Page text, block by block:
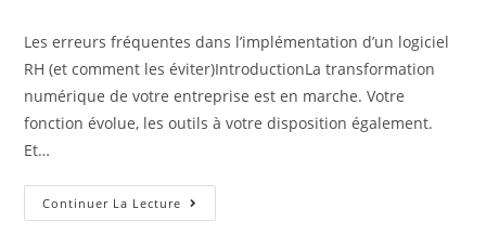
Les erreurs fréquentes dans l’implémentation d’un logiciel
RH (et comment les éviter)IntroductionLa transformation
numérique de votre entreprise est en marche. Votre
fonction évolue, les outils à votre disposition également.
Et…
Continuer La Lecture